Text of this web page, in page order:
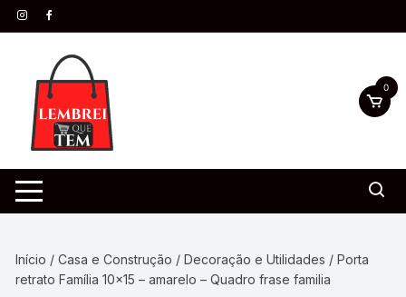
0
Início /Casa e Construção /Decoração e Utilidades / Porta
retrato Família 10×15 – amarelo – Quadro frase familia